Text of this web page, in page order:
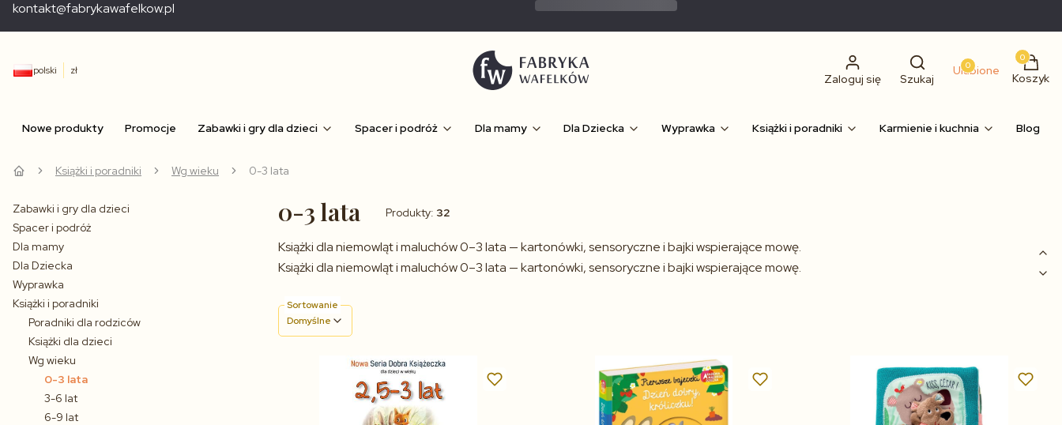
kontakt@fabrykawafelkow.pl
polski zł
Zaloguj się Szukaj
Ulubione
0
Koszyk
Nowe produkty Promocje Zabawki i gry dla dzieci Spacer i podróż Dla mamy Dla Dziecka Wyprawka Książki i poradniki Karmienie i kuchnia Blog
Książki i poradniki Wg wieku 0-3 lata
Zabawki i gry dla dzieci
Spacer i podróż
Dla mamy
Dla Dziecka
Wyprawka
Książki i poradniki
Poradniki dla rodziców
Książki dla dzieci
Wg wieku
0-3 lata
3-6 lat
6-9 lat
0-3 lata Produkty: 32
Książki dla niemowląt i maluchów 0–3 lata — kartonówki, sensoryczne i bajki wspierające mowę.
Książki dla niemowląt i maluchów 0–3 lata — kartonówki, sensoryczne i bajki wspierające mowę.
Sortowanie
Domyślne